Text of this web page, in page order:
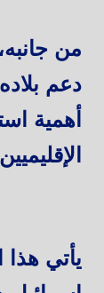
من
دعم
أهمية
يأتي